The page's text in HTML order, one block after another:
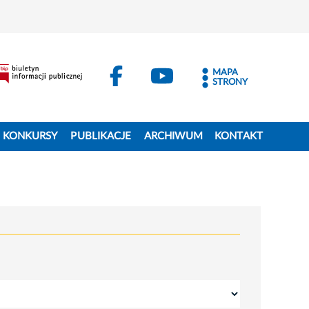
MAPA
STRONY
KONKURSY PUBLIKACJE ARCHIWUM KONTAKT